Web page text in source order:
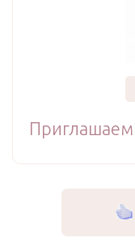
Приглашаем